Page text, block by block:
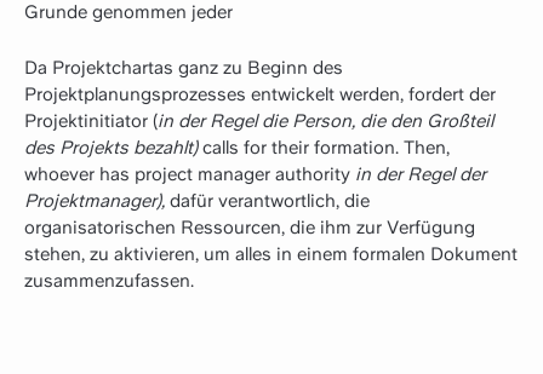
Grunde genommen jeder
Da Projektchartas ganz zu Beginn des
Projektplanungsprozesses entwickelt werden, fordert der
Projektinitiator (in der Regel die Person, die den Großteil
des Projekts bezahlt)calls for their formation. Then,
whoever has project manager authority in der Regel der
Projektmanager), dafür verantwortlich, die
organisatorischen Ressourcen, die ihm zur Verfügung
stehen, zu aktivieren, um alles in einem formalen Dokument
zusammenzufassen.